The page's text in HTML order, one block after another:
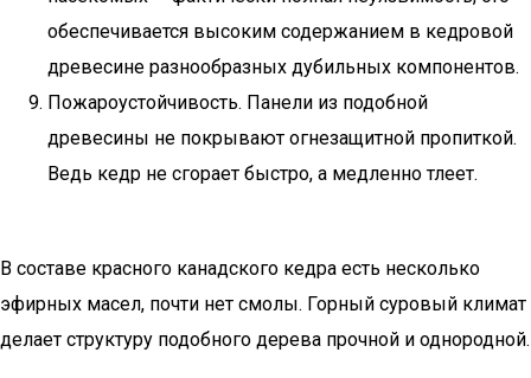
обеспечивается высоким содержанием в кедровой
древесине разнообразных дубильных компонентов.
Пожароустойчивость. Панели из подобной
древесины не покрывают огнезащитной пропиткой.
Ведь кедр не сгорает быстро, а медленно тлеет.
В составе красного канадского кедра есть несколько
эфирных масел, почти нет смолы. Горный суровый климат
делает структуру подобного дерева прочной и однородной.